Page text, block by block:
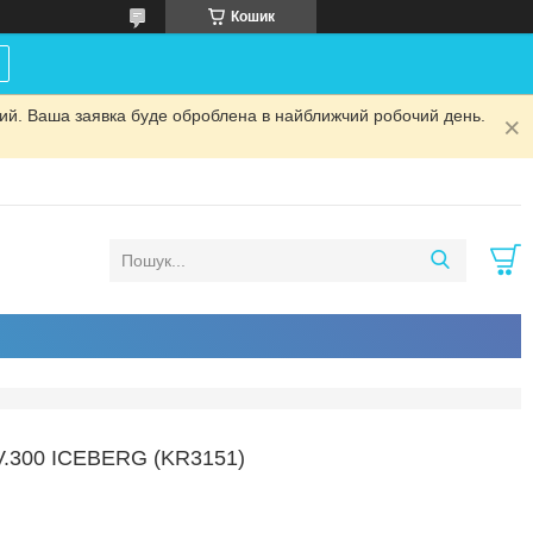
Кошик
Ваша заявка буде оброблена в найближчий робочий день.
ICEBERG (KR3151)